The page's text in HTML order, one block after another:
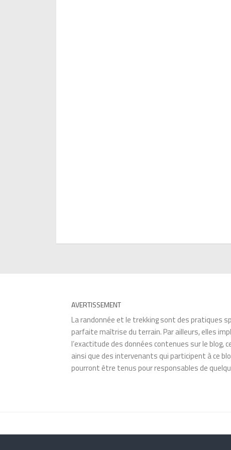
AVERTISSEMENT
La randonnée et le trekking sont des pratiques
parfaite maîtrise du terrain. Par ailleurs, elles
l’exactitude des données contenues sur le blog,
ainsi que des intervenants qui participent à ce
pourront être tenus pour responsables de